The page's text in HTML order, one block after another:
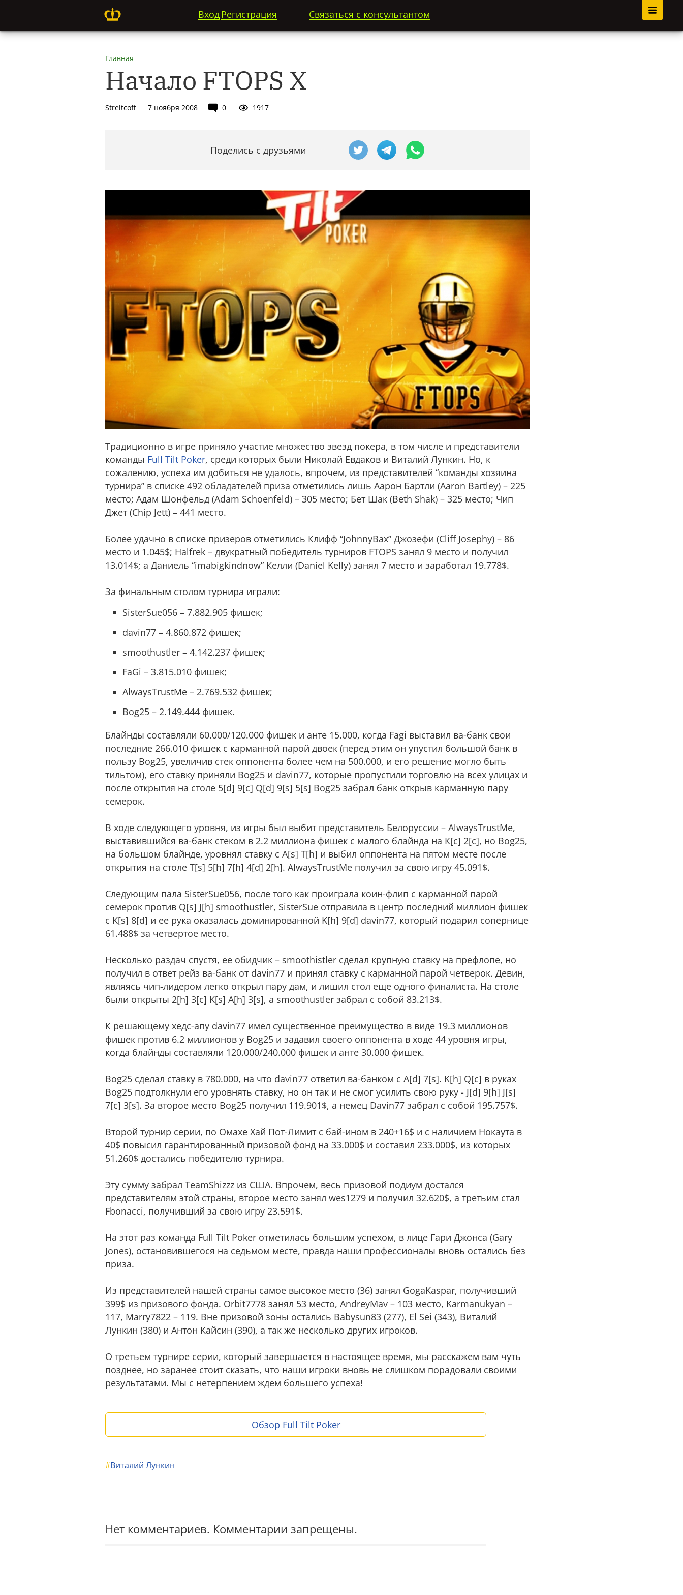
ВходРегистрация Связаться с консультантом
Главная
Начало FTOPS X
Streltcoff 7 ноября 2008 0 1917
Поделись с друзьями
Традиционно в игре приняло участие множество звезд покера, в том числе и представители
команды Full Tilt Poker, среди которых были Николай Евдаков и Виталий Лункин. Но, к
сожалению, успеха им добиться не удалось, впрочем, из представителей “команды хозяина
турнира” в списке 492 обладателей приза отметились лишь Аарон Бартли (Aaron Bartley) – 225
место; Адам Шонфельд (Adam Schoenfeld) – 305 место; Бет Шак (Beth Shak) – 325 место; Чип
Джет (Chip Jett) – 441 место.
Более удачно в списке призеров отметились Клифф “JohnnyBax” Джозефи (Cliff Josephy) – 86
место и 1.045$; Halfrek – двукратный победитель турниров FTOPS занял 9 место и получил
13.014$; а Даниель “imabigkindnow” Келли (Daniel Kelly) занял 7 место и заработал 19.778$.
За финальным столом турнира играли:
SisterSue056 – 7.882.905 фишек;
davin77 – 4.860.872 фишек;
smoothustler – 4.142.237 фишек;
FaGi – 3.815.010 фишек;
AlwaysTrustMe – 2.769.532 фишек;
Bog25 – 2.149.444 фишек.
Блайнды составляли 60.000/120.000 фишек и анте 15.000, когда Fagi выставил ва-банк свои
последние 266.010 фишек с карманной парой двоек (перед этим он упустил большой банк в
пользу Bog25, увеличив стек оппонента более чем на 500.000, и его решение могло быть
тильтом), его ставку приняли Bog25 и davin77, которые пропустили торговлю на всех улицах и
после открытия на столе 5[d] 9[c] Q[d] 9[s] 5[s] Bog25 забрал банк открыв карманную пару
семерок.
В ходе следующего уровня, из игры был выбит представитель Белоруссии – AlwaysTrustMe,
выставившийся ва-банк стеком в 2.2 миллиона фишек с малого блайнда на К[c] 2[c], но Bog25,
на большом блайнде, уровнял ставку с А[s] T[h] и выбил оппонента на пятом месте после
открытия на столе Т[s] 5[h] 7[h] 4[d] 2[h]. AlwaysTrustMe получил за свою игру 45.091$.
Следующим пала SisterSue056, после того как проиграла коин-флип с карманной парой
семерок против Q[s] J[h] smoothustler, SisterSue отправила в центр последний миллион фишек
с K[s] 8[d] и ее рука оказалась доминированной K[h] 9[d] davin77, который подарил сопернице
61.488$ за четвертое место.
Несколько раздач спустя, ее обидчик – smoothistler сделал крупную ставку на префлопе, но
получил в ответ рейз ва-банк от davin77 и принял ставку с карманной парой четверок. Девин,
являясь чип-лидером легко открыл пару дам, и лишил стол еще одного финалиста. На столе
были открыты 2[h] 3[c] K[s] A[h] 3[s], а smoothustler забрал с собой 83.213$.
К решающему хедс-апу davin77 имел существенное преимущество в виде 19.3 миллионов
фишек против 6.2 миллионов у Bog25 и задавил своего оппонента в ходе 44 уровня игры,
когда блайнды составляли 120.000/240.000 фишек и анте 30.000 фишек.
Bog25 сделал ставку в 780.000, на что davin77 ответил ва-банком с А[d] 7[s]. K[h] Q[c] в руках
Bog25 подтолкнули его уровнять ставку, но он так и не смог усилить свою руку - J[d] 9[h] J[s]
7[c] 3[s]. За второе место Bog25 получил 119.901$, а немец Davin77 забрал с собой 195.757$.
Второй турнир серии, по Омахе Хай Пот-Лимит с бай-ином в 240+16$ и с наличием Нокаута в
40$ повысил гарантированный призовой фонд на 33.000$ и составил 233.000$, из которых
51.260$ достались победителю турнира.
Эту сумму забрал TeamShizzz из США. Впрочем, весь призовой подиум достался
представителям этой страны, второе место занял wes1279 и получил 32.620$, а третьим стал
Fbonacci, получивший за свою игру 23.591$.
На этот раз команда Full Tilt Poker отметилась большим успехом, в лице Гари Джонса (Gary
Jones), остановившегося на седьмом месте, правда наши профессионалы вновь остались без
приза.
Из представителей нашей страны самое высокое место (36) занял GogaKaspar, получивший
399$ из призового фонда. Orbit7778 занял 53 место, AndreyMav – 103 место, Karmanukyan –
117, Marry7822 – 119. Вне призовой зоны остались Babysun83 (277), El Sei (343), Виталий
Лункин (380) и Антон Кайсин (390), а так же несколько других игроков.
О третьем турнире серии, который завершается в настоящее время, мы расскажем вам чуть
позднее, но заранее стоит сказать, что наши игроки вновь не слишком порадовали своими
результатами. Мы с нетерпением ждем большего успеха!
Обзор Full Tilt Poker
#Виталий Лункин
Нет комментариев. Комментарии запрещены.